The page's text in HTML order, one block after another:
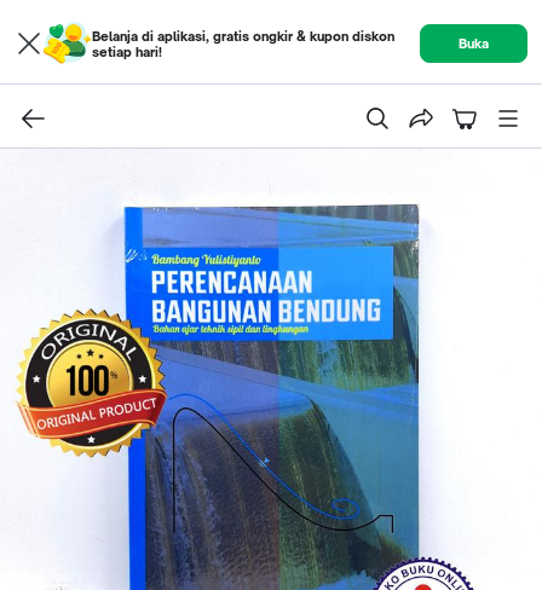
Belanja di aplikasi, gratis ongkir & kupon diskon
setiap hari!
Buka